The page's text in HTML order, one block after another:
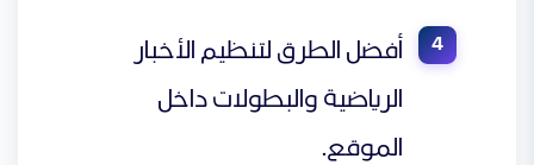
أفضل الطرق لتنظيم الأخبار
الرياضية والبطولات داخل
الموقع.